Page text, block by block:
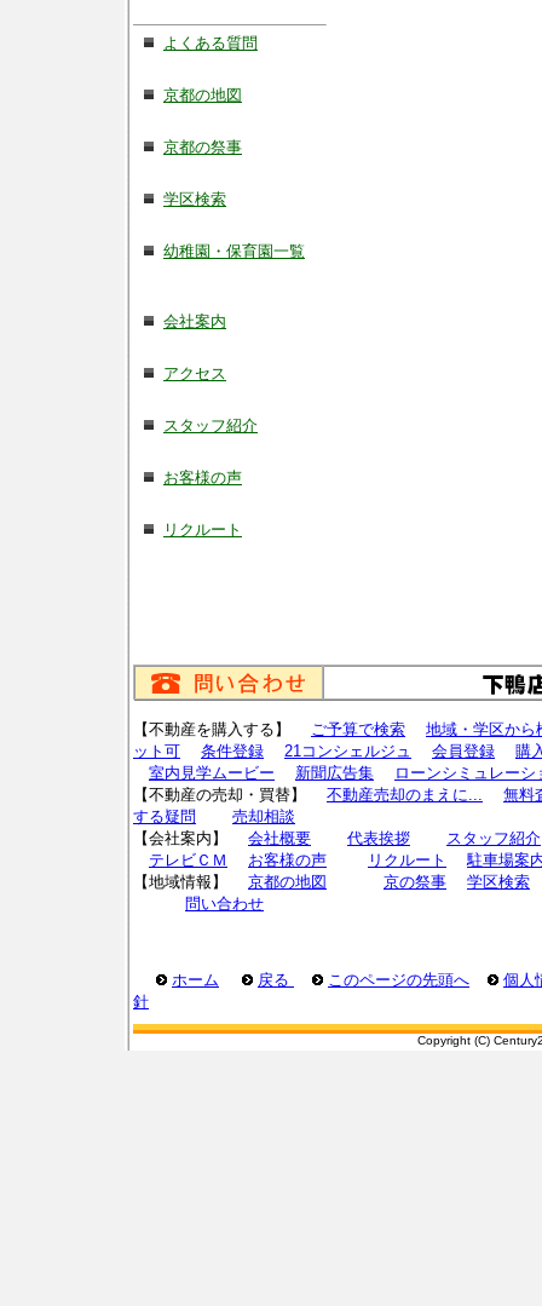
よくある質問
京都の地図
京都の祭事
学区検索
幼稚園・保育園一覧
会社案内
アクセス
スタッフ紹介
お客様の声
リクルート
【不動産を購入する】 ご予算で検索
地域・学区から
ット可
条件登録 21コンシェルジュ 会員登録
購
室内見学ムービー
新聞広告集
ローンシミュレーシ
【不動産の売却・買替】 不動産売却のまえに...
無料
する疑問
売却相談
【会社案内】 会社概要 代表挨拶
スタッフ紹介
テレビＣＭ
お客様の声 リクルート
駐車場案
【地域情報】 京都の地図 京の祭事
学区検索
問い合わせ
ホーム 戻る このページの先頭へ
個人
針
Copyright (C)